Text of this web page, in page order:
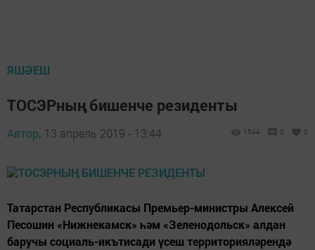
ЯШӘЕШ
ТОСЭРның бишенче резиденты
Автор, 13 апрель 2019 - 13:44 1544 0 0
Татарстан Республикасы Премьер-министры Алексей
Песошин «Нижнекамск» һәм «Зеленодольск» алдан
баручы социаль-икътисади үсеш территорияләрендә